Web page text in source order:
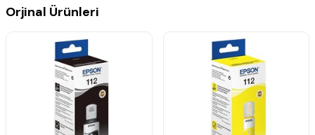
Epson EcoTank M15140 Muadil Mürekkep,
Epson EcoTank Pro L Serisi
Epson EcoTank Pro L15180 Muadil Mürekkep,
Epson EcoTank Pro
L6580 Muadil Mürekkep,
Epson EcoTank Pro M Serisi
Epson EcoTank Pro M15180 Muadil Mürekkep,
Orjinal Ürünleri